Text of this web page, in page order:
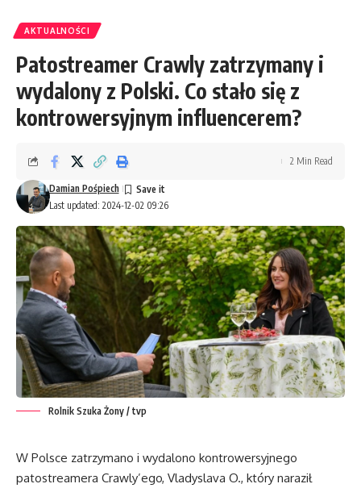
AKTUALNOŚCI
Patostreamer Crawly zatrzymany i
wydalony z Polski. Co stało się z
kontrowersyjnym influencerem?
Last updated: 2024-12-02 09:26
Damian Pośpiech
2 Min Read
Rolnik Szuka Żony / tvp
W Polsce zatrzymano i wydalono kontrowersyjnego
patostreamera Crawly’ego, Vladyslava O., który naraził